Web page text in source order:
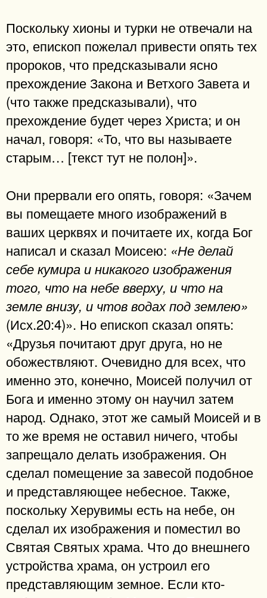
Поскольку хионы и турки не отвечали на
это, епископ пожелал привести опять тех
пророков, что предсказывали ясно
прехождение Закона и Ветхого Завета и
(что также предсказывали), что
прехождение будет через Христа; и он
начал, говоря: «То, что вы называете
старым… [текст тут не полон]».
Они прервали его опять, говоря: «Зачем
вы помещаете много изображений в
ваших церквях и почитаете их, когда Бог
написал и сказал Моисею: «Не делай
себе кумира и никакого изображения
того, что на небе вверху, и что на
земле внизу, и чтов водах под землею»
(Исх.20:4)». Но епископ сказал опять:
«Друзья почитают друг друга, но не
обожествляют. Очевидно для всех, что
именно это, конечно, Моисей получил от
Бога и именно этому он научил затем
народ. Однако, этот же самый Моисей и в
то же время не оставил ничего, чтобы
запрещало делать изображения. Он
сделал помещение за завесой подобное
и представляющее небесное. Также,
поскольку Херувимы есть на небе, он
сделал их изображения и поместил во
Святая Святых храма. Что до внешнего
устройства храма, он устроил его
представляющим земное. Если кто-